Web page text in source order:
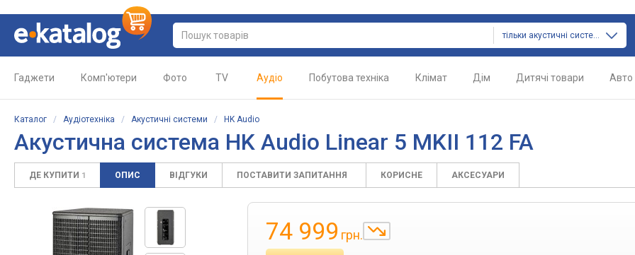
тільки акустичні системи
Гаджети Комп'ютери Фото TV Аудіо Побутова техніка Клімат Дім Дитячі товари Авто
Каталог / Аудіотехніка / Акустичні системи / HK Audio
Акустична система HK Audio Linear 5 MKII 112 FA
ДЕ КУПИТИ 1 ОПИС ВІДГУКИ ПОСТАВИТИ ЗАПИТАННЯ КОРИСНЕ АКСЕСУАРИ
74 999 грн.